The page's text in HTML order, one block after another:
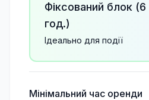
Фіксований блок (6
год.)
Ідеально для події
Мінімальний час оренди